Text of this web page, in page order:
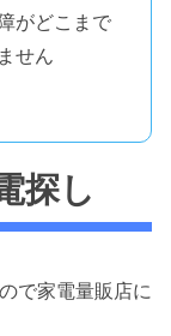
がどこまで
せん
探し
で家電量販店に